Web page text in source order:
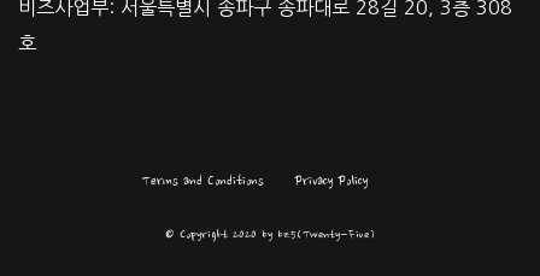
비즈사업부: 서울특별시 송파구 송파대로 28길 20, 3층 308
호
Terms and Conditions Privacy Policy
© Copyright 2020 by bz5(Twenty-Five)